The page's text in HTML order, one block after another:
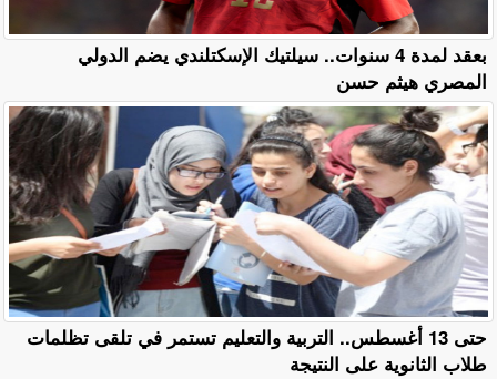
بعقد لمدة 4 سنوات.. سيلتيك الإسكتلندي يضم الدولي
المصري هيثم حسن
حتى 13 أغسطس.. التربية والتعليم تستمر في تلقى تظلمات
طلاب الثانوية على النتيجة